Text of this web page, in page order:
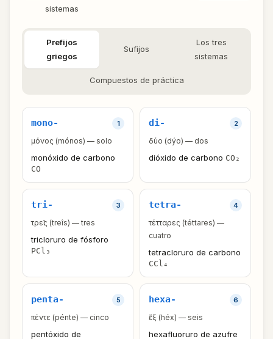
sistemas
Prefijos
griegos
Sufijos
Los tres
sistemas
Compuestos de práctica
mono- 1
μόνος (mónos) — solo
monóxido de carbono
CO
di- 2
δύο (dýo) — dos
dióxido de carbono CO₂
tri- 3
τρεῖς (treîs) — tres
tricloruro de fósforo
PCl₃
tetra- 4
τέτταρες (téttares) —
cuatro
tetracloruro de carbono
CCl₄
penta- 5
πέντε (pénte) — cinco
pentóxido de
hexa- 6
ἕξ (héx) — seis
hexafluoruro de azufre